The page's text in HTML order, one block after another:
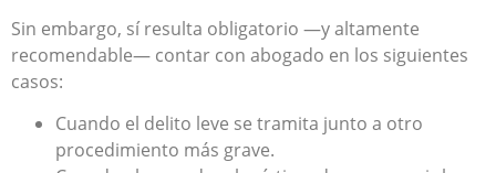
Sin embargo, sí resulta obligatorio —y altamente
recomendable— contar con abogado en los siguientes
casos:
Cuando el delito leve se tramita junto a otro
procedimiento más grave.